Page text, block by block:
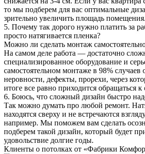
то мы подберем для вас оптимальные
зрительно увеличить площадь помещения.
5. Почему так дорого нужно платить за
просто натягивается пленка?
Можно ли сделать монтаж
На самом деле работа — достаточно
специализированное оборудование и
самостоятельном монтаже в 98% случаев
неровности, дефекты, прорехи, через
итоге все равно приходится обращаться
6. Боюсь, что сложный дизайн быстро
Так можно думать про любой ремонт.
находятся сверху и не встречаются
например. Мы поможем вам сделать
подберем такой дизайн, который будет
удовольствие долгие годы.
Клиенты о потолках от «Фабрики